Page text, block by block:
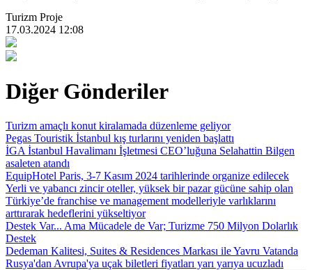
Turizm Proje
17.03.2024 12:08
Diğer Gönderiler
Turizm amaçlı konut kiralamada düzenleme geliyor
Pegas Touristik İstanbul kış turlarını yeniden başlattı
İGA İstanbul Havalimanı İşletmesi CEO’luğuna Selahattin Bilgen
asaleten atandı
EquipHotel Paris, 3-7 Kasım 2024 tarihlerinde organize edilecek
Yerli ve yabancı zincir oteller, yüksek bir pazar gücüne sahip olan
Türkiye’de franchise ve management modelleriyle varlıklarını
arttırarak hedeflerini yükseltiyor
Destek Var... Ama Mücadele de Var; Turizme 750 Milyon Dolarlık
Destek
Dedeman Kalitesi, Suites & Residences Markası ile Yavru Vatanda
Rusya'dan Avrupa'ya uçak biletleri fiyatları yarı yarıya ucuzladı